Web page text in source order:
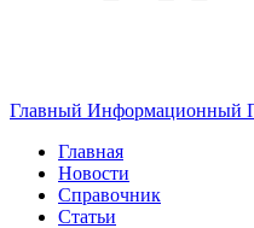
Главный Информационный
Главная
Новости
Справочник
Статьи